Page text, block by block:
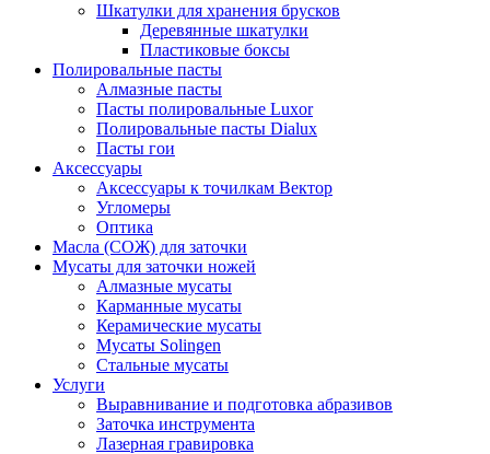
Шкатулки для хранения брусков
Деревянные шкатулки
Пластиковые боксы
Полировальные пасты
Алмазные пасты
Пасты полировальные Luxor
Полировальные пасты Dialux
Пасты гои
Аксессуары
Аксессуары к точилкам Вектор
Угломеры
Оптика
Масла (СОЖ) для заточки
Мусаты для заточки ножей
Алмазные мусаты
Карманные мусаты
Керамические мусаты
Мусаты Solingen
Стальные мусаты
Услуги
Выравнивание и подготовка абразивов
Заточка инструмента
Лазерная гравировка